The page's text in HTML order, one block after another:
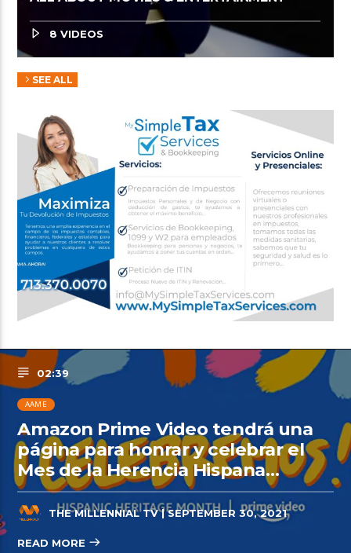
8 VIDEOS
SEE ALL
02:39
AAME
Amazon Prime Video tendrá una
página para honrar y celebrar el
Mes de la Herencia Hispana…
THE MILLENNIAL TV| SEPTEMBER 30, 2021
READ MORE